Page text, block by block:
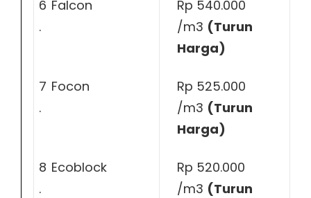
6
.
Falcon
Rp 540.000
/m3 (Turun
Harga)
7
.
Focon
Rp 525.000
/m3 (Turun
Harga)
8
.
Ecoblock
Rp 520.000
/m3 (Turun